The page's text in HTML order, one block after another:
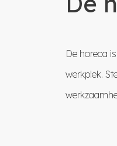
De horeca
werkplek.